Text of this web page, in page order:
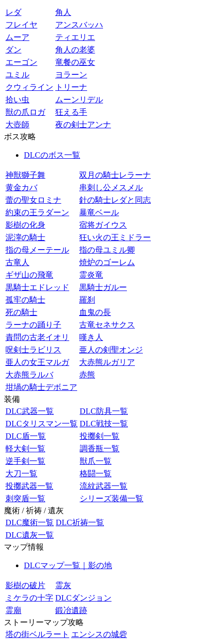
レダ
角人
フレイヤ
アンスバッハ
ムーア
ティエリエ
ダン
角人の老婆
エーゴン
竜餐の巫女
ユミル
ヨラーン
クウィライン
トリーナ
拾い虫
ムーンリデル
獣の爪ロガ
狂える手
大壺師
夜の剣士アンナ
ボス攻略
DLCのボス一覧
神獣獅子舞
双月の騎士レラーナ
黄金カバ
串刺し公メスメル
蕾の聖女ロミナ
針の騎士レダと同志
約束の王ラダーン
暴竜ベール
影樹の化身
宿将ガイウス
泥濘の騎士
狂い火の王ミドラー
指の母メーテール
指の母ユミル卿
古竜人
焼炉のゴーレム
ギザ山の飛竜
霊炎竜
黒騎士エドレッド
黒騎士ガルー
孤牢の騎士
羅刹
死の騎士
血鬼の長
ラーナの踊り子
古竜セネサクス
責問の古老イオリ
嘆き人
呪剣士ラビリス
亜人の剣聖オンジ
亜人の女王マルガ
大赤熊ルガリア
大赤熊ラルバ
赤熊
坩堝の騎士デボニア
装備
DLC武器一覧
DLC防具一覧
DLCタリスマン一覧 DLC戦技一覧
DLC盾一覧
投擲剣一覧
軽大剣一覧
調香瓶一覧
逆手剣一覧
獣爪一覧
大刀一覧
格闘一覧
投擲武器一覧
流紋武器一覧
刺突盾一覧
シリーズ装備一覧
魔術 / 祈祷 / 遺灰
DLC魔術一覧 DLC祈祷一覧
DLC遺灰一覧
マップ情報
DLCマップ一覧｜影の地
影樹の破片
霊灰
ミケラの十字 DLCダンジョン
霊廟
鍛冶遺跡
ストーリーマップ攻略
塔の街ベルラート エンシスの城砦